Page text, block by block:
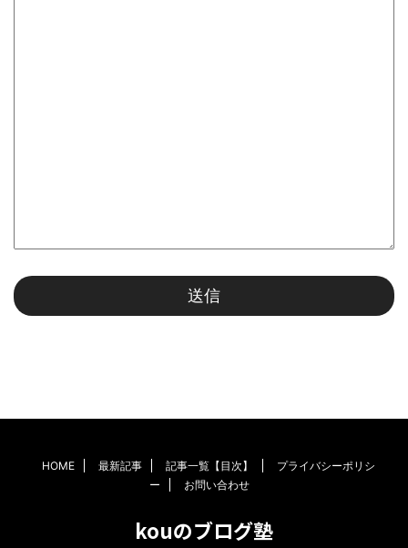
HOME 最新記事 記事一覧【目次】
プライバシーポリシ
ー
お問い合わせ
kouのブログ塾